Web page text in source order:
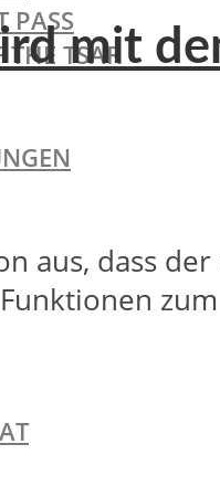
PASS
TSAR
mit
aus, dass
zum